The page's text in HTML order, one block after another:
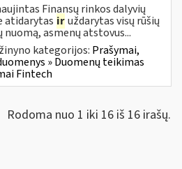
Finansų rinkos dalyvių
atidarytas iruždarytas visų rūšių
asmenų atstovus...
kategorijos: Prašymai,
» Duomenų teikimas
Fintech
Rodoma nuo 1 iki 16 iš 16 irašų.